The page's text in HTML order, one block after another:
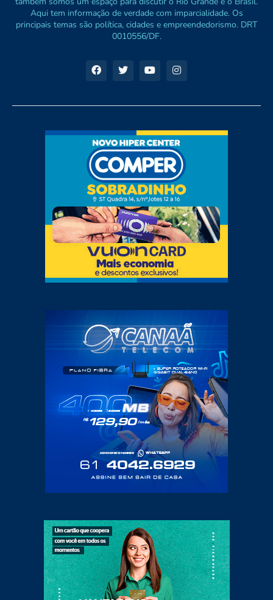
Aqui tem informação de verdade com imparcialidade. Os
principais temas são política, cidades e empreendedorismo. DRT
0010556/DF.